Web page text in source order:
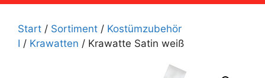
Start / Sortiment / Kostümzubehör
I / Krawatten / Krawatte Satin weiß